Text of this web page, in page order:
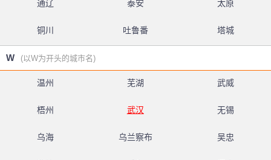
通辽 泰安 太原
铜川 吐鲁番 塔城
W (以W为开头的城市名)
温州 芜湖 武威
梧州 武汉 无锡
乌海 乌兰察布 吴忠